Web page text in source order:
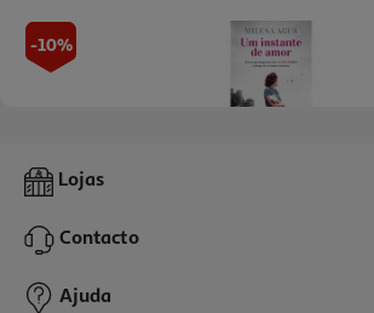
-10%
Livro Um Instante De Amor De Milena Agus
13,90 € PVP de editor
12,51 €
Lojas
Contacto
Ajuda